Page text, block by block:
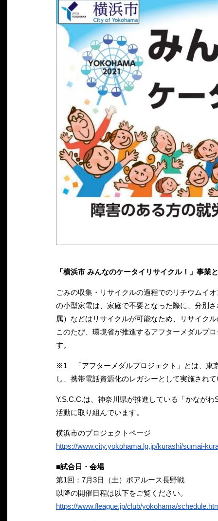
「横浜市 みんなのケータイリサイクル！」事業
ごみの収集・リサイクルの過程でのリチウムイ
の小型家電は、家庭で不要となった際に、分別
属）などはリサイクルが可能なため、リサイク
このたび、環境省が推進するアフターメダルプ
す。
※1 「アフターメダルプロジェクト」とは、東
し、携帯電話資源化のレガシーとして実施され
Y.S.C.C.は、神奈川県が推進している「かなが
活動に取り組んでいます。
横浜市のプロジェクトページ
https://www.city.yokohama.lg.jp/kurashi/sumai-
■試合日・会場
第1回：7月3日（土）ボアルース長野戦
以降の開催日程は以下をご覧ください。
https://www.fleague.jp/club/yokohama/